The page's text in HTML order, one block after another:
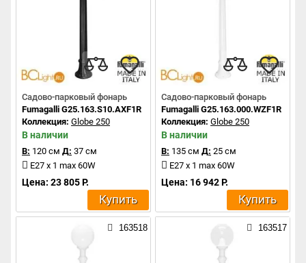
Садово-парковый фонарь
Fumagalli G25.163.S10.AXF1R
Коллекция: Globe 250
В наличии
В: 120 см Д: 37 см
E27 x 1 max 60W
Цена: 23 805 Р.
Купить
Садово-парковый фонарь
Fumagalli G25.163.000.WZF1R
Коллекция: Globe 250
В наличии
В: 135 см Д: 25 см
E27 x 1 max 60W
Цена: 16 942 Р.
Купить
163518 163517